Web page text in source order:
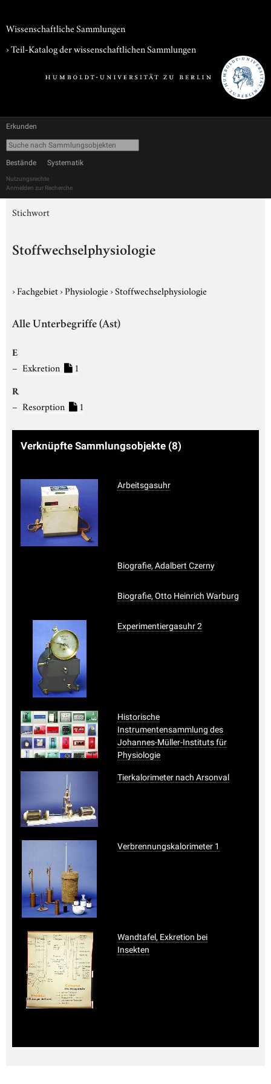
Wissenschaftliche Sammlungen
› Teil-Katalog der wissenschaftlichen Sammlungen
Erkunden
Bestände Systematik
Nutzungsrechte
Anmelden zur Recherche
Stichwort
Stoffwechselphysiologie
›Fachgebiet›Physiologie›Stoffwechselphysiologie
Alle Unterbegriffe (Ast)
E
Exkretion 1
R
Resorption 1
Verknüpfte Sammlungsobjekte (8)
Arbeitsgasuhr
Biografie, Adalbert Czerny
Biografie, Otto Heinrich Warburg
Experimentiergasuhr 2
Historische
Instrumentensammlung des
Johannes-Müller-Instituts für
Physiologie
Tierkalorimeter nach Arsonval
Verbrennungskalorimeter 1
Wandtafel, Exkretion bei
Insekten